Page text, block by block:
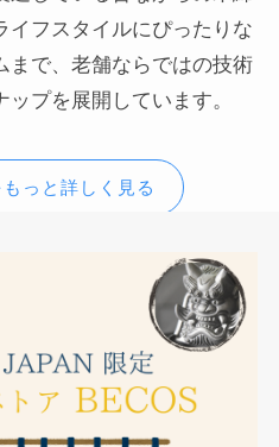
イフスタイルにぴったりな
まで、老舗ならではの技術
プを展開しています。
っと詳しく見る